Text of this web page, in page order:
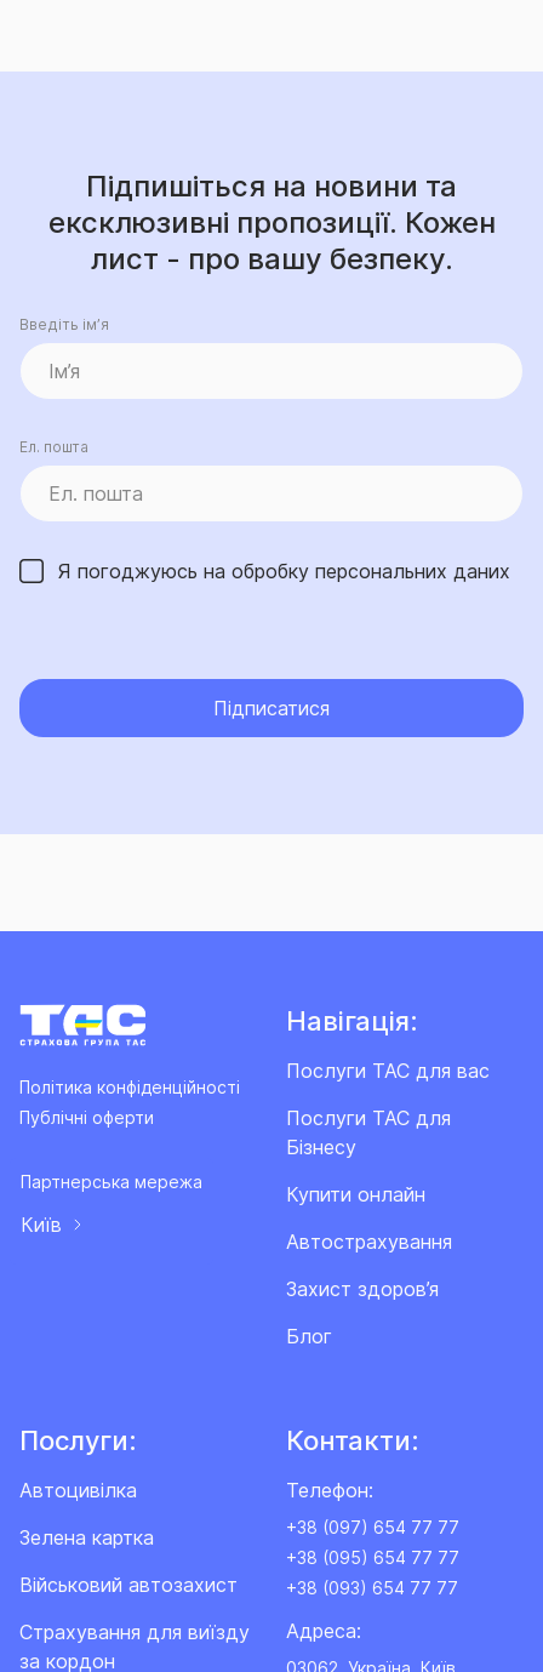
Підпишіться на новини та
ексклюзивні пропозиції. Кожен
лист - про вашу безпеку.
Введіть ім’я
Ел. пошта
Я погоджуюсь на обробку персональних даних
Підписатися
Політика конфіденційності
Публічні оферти
Партнерська мережа
Київ
Навігація:
Послуги ТАС для вас
Послуги ТАС для
Бізнесу
Купити онлайн
Автострахування
Захист здоров’я
Блог
Послуги:
Автоцивілка
Зелена картка
Військовий автозахист
Cтрахування для виїзду
за кордон
Контакти:
Телефон:
+38 (097) 654 77 77
+38 (095) 654 77 77
+38 (093) 654 77 77
Адреса: